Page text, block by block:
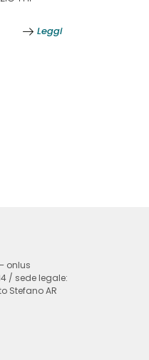
Leggi
onlus
/ sede legale:
Stefano AR